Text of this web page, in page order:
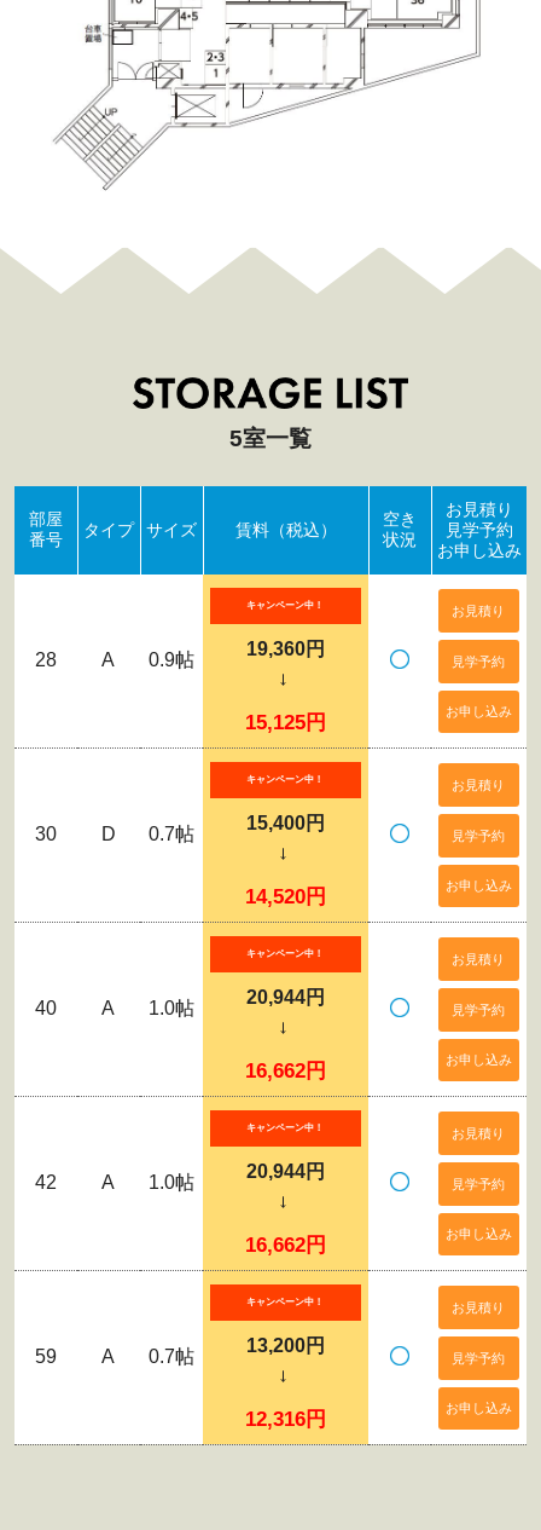
5室一覧
部屋
番号
タイプ サイズ 賃料（税込）
空き
状況
お見積り
見学予約
お申し込み
28 A 0.9帖
キャンペーン中！
19,360円
→
15,125円
お見積り
見学予約
お申し込み
30 D 0.7帖
キャンペーン中！
15,400円
→
14,520円
お見積り
見学予約
お申し込み
40 A 1.0帖
キャンペーン中！
20,944円
→
16,662円
お見積り
見学予約
お申し込み
42 A 1.0帖
キャンペーン中！
20,944円
→
16,662円
お見積り
見学予約
お申し込み
59 A 0.7帖
キャンペーン中！
13,200円
→
12,316円
お見積り
見学予約
お申し込み